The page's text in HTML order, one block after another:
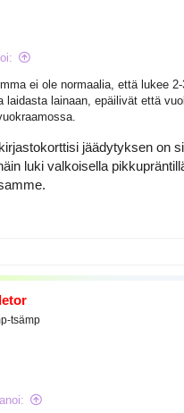
ei ole normaalia, että lukee
laidasta lainaan, epäilivät että
jäädytyksen on
luki valkoisella
tsämp